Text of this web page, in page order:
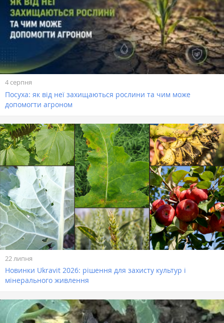
4 серпня
Посуха: як від неї захищаються рослини та чим може
допомогти агроном
22 липня
Новинки Ukravit 2026: рішення для захисту культур і
мінерального живлення